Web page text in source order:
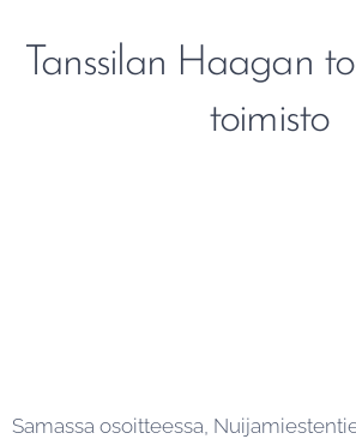
Tanssilan Haagan
toimisto
Samassa osoitteessa,